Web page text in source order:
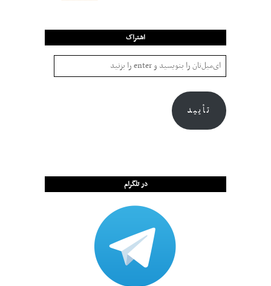
اشتراک
تأیید
در تلگرام